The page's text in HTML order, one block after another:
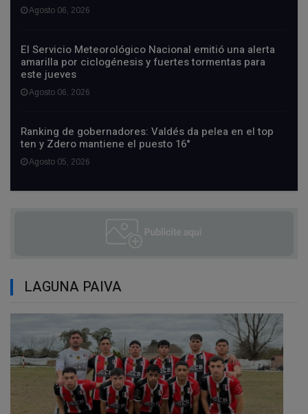
Agosto 06, 2026
El Servicio Meteorológico Nacional emitió una alerta
amarilla por ciclogénesis y fuertes tormentas para
este jueves
Agosto 06, 2026
Ranking de gobernadores: Valdés da pelea en el top
ten y Zdero mantiene el puesto 16°
Agosto 05, 2026
LAGUNA PAIVA